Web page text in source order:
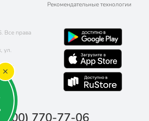
Рекомендательные технологии
Все права
ул.
06
770-77-06